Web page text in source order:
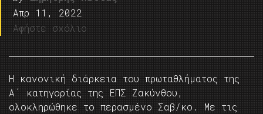
Απρ 11, 2022
Αφήστε σχόλιο
Η κανονική διάρκεια του πρωταθλήματος της
Α΄ κατηγορίας της ΕΠΣ Ζακύνθου,
ολοκληρώθηκε το περασμένο Σαβ/κο. Με τις